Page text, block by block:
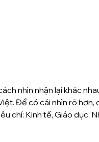
nhìn nhận lại khác
Để có cái nhìn rõ hơn,
chí: Kinh tế, Giáo dục,